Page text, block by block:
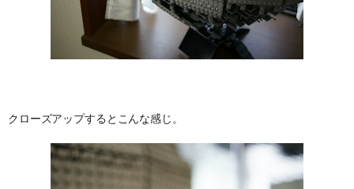
クローズアップするとこんな感じ。